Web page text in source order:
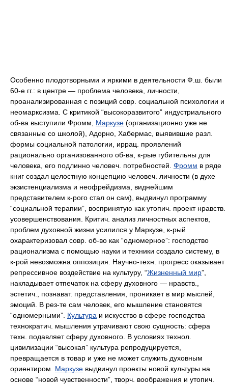
Особенно плодотворными и яркими в деятельности Ф.ш. были
60-е гг.: в центре — проблема человека, личности,
проанализированная с позиций совр. социальной психологии и
неомарксизма. С критикой “высокоразвитого” индустриального
об-ва выступили Фромм, Маркузе (организационно уже не
связанные со школой), Адорно, Хабермас, выявившие разл.
формы социальной патологии, иррац. проявлений
рационально организованного об-ва, к-рые губительны для
человека, его подлинно человеч. потребностей. Фромм в ряде
книг создал целостную концепцию человеч. личности (в духе
экзистенциализма и неофрейдизма, виднейшим
представителем к-рого стал он сам), выдвинул программу
“социальной терапии”, воспринятую как утопич. проект нравств.
усовершенствования. Критич. анализ личностных аспектов,
проблем духовной жизни усилился у Маркузе, к-рый
охарактеризовал совр. об-во как “одномерное”: господство
рационализма с помощью науки и техники создало систему, в
к-рой невозможна оппозиция. Научно-техн. прогресс оказывает
репрессивное воздействие на культуру, “Жизненный мир”,
накладывает отпечаток на сферу духовного — нравств.,
эстетич., познават. представления, проникает в мир мыслей,
эмоций. В рез-те сам человек, его мышление становятся
“одномерными”. Культура и искусство в сфере господства
технократич. мышления утрачивают свою сущность: сфера
техн. подавляет сферу духовного. В условиях технол.
цивилизации “высокая” культура репродуцируется,
превращается в товар и уже не может служить духовным
ориентиром. Маркузе выдвинул проекты новой культуры на
основе “новой чувственности”, творч. воображения и утопич.